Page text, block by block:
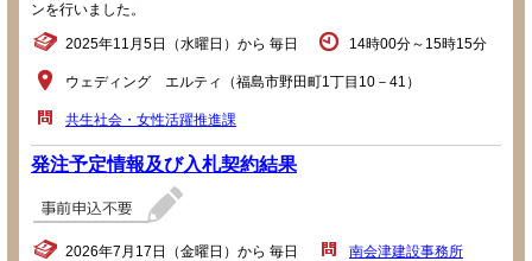
ンを行いました。
2025年11月5日（水曜日）から 毎日 14時00分～15時15分
ウェディング エルティ（福島市野田町1丁目10－41）
共生社会・女性活躍推進課
発注予定情報及び入札契約結果
2026年7月17日（金曜日）から 毎日 南会津建設事務所